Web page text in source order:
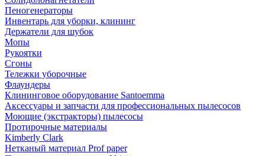
Пеногенераторы
Инвентарь для уборки, клининг
Держатели для шубок
Мопы
Рукоятки
Сгоны
Тележки уборочные
Флаундеры
Клининговое оборудование Santoemma
Аксессуары и запчасти для профессиональных пылесосов
Моющие (экстракторы) пылесосы
Протирочные материалы
Kimberly Clark
Нетканый материал Prof paper